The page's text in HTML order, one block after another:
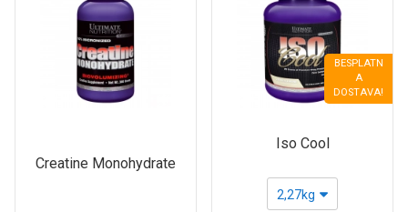
Creatine Monohydrate
BESPLATN
A
DOSTAVA!
Iso Cool
2,27kg